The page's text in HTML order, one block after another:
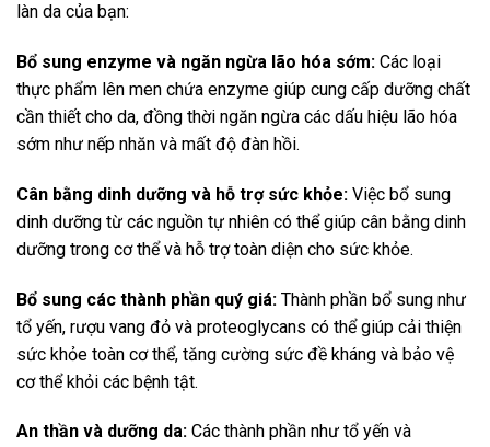
làn da của bạn:
Bổ sung enzyme và ngăn ngừa lão hóa sớm: Các loại
thực phẩm lên men chứa enzyme giúp cung cấp dưỡng chất
cần thiết cho da, đồng thời ngăn ngừa các dấu hiệu lão hóa
sớm như nếp nhăn và mất độ đàn hồi.
Cân bằng dinh dưỡng và hỗ trợ sức khỏe: Việc bổ sung
dinh dưỡng từ các nguồn tự nhiên có thể giúp cân bằng dinh
dưỡng trong cơ thể và hỗ trợ toàn diện cho sức khỏe.
Bổ sung các thành phần quý giá: Thành phần bổ sung như
tổ yến, rượu vang đỏ và proteoglycans có thể giúp cải thiện
sức khỏe toàn cơ thể, tăng cường sức đề kháng và bảo vệ
cơ thể khỏi các bệnh tật.
An thần và dưỡng da: Các thành phần như tổ yến và